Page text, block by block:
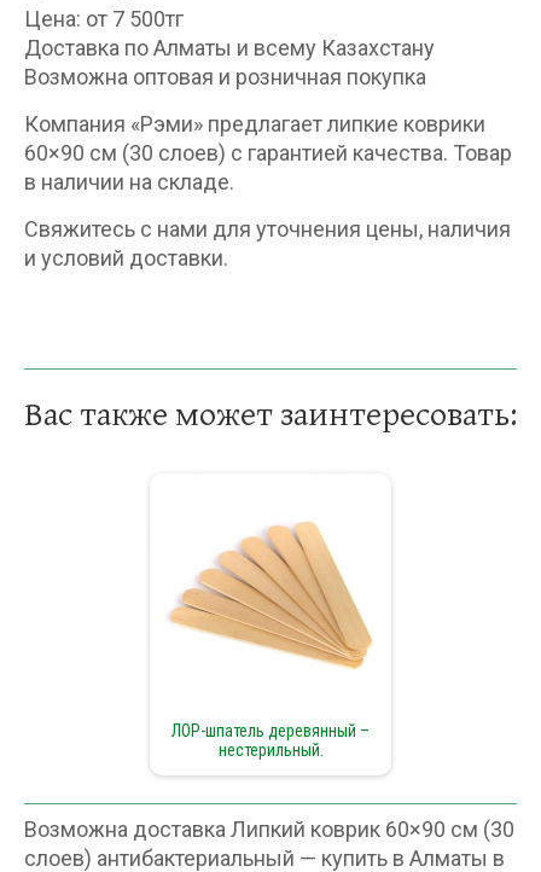
Цена: от 7 500тг
Доставка по Алматы и всему Казахстану
Возможна оптовая и розничная покупка
Компания «Рэми» предлагает липкие коврики
60×90 см (30 слоев) с гарантией качества. Товар
в наличии на складе.
Свяжитесь с нами для уточнения цены, наличия
и условий доставки.
Вас также может заинтересовать:
ЛОР-шпатель деревянный –
нестерильный.
Возможна доставка Липкий коврик 60×90 см (30
слоев) антибактериальный — купить в Алматы в